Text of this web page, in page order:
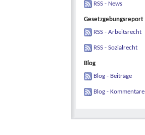
RSS - News
Gesetzgebungsreport
RSS - Arbeitsrecht
RSS - Sozialrecht
Blog
Blog - Beiträge
Blog - Kommentare